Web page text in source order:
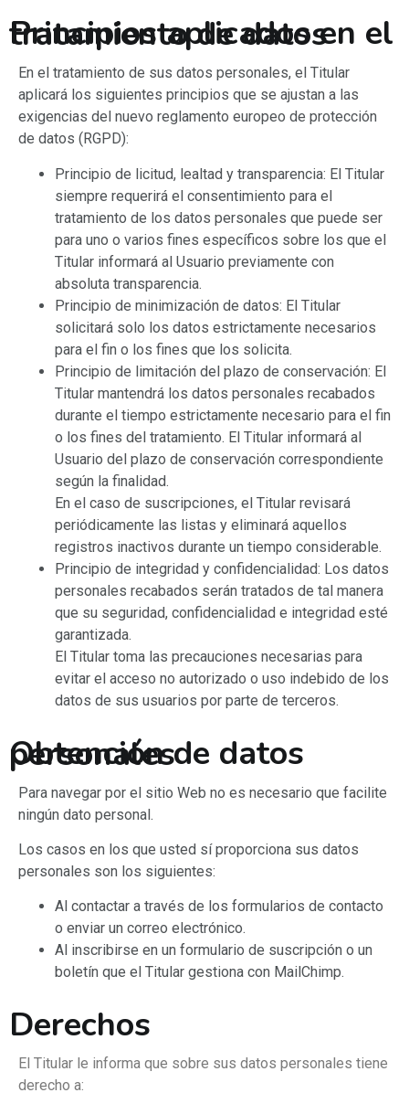
Principios aplicados en el tratamiento de datos
En el tratamiento de sus datos personales, el Titular
aplicará los siguientes principios que se ajustan a las
exigencias del nuevo reglamento europeo de protección
de datos (RGPD):
Principio de licitud, lealtad y transparencia: El Titular
siempre requerirá el consentimiento para el
tratamiento de los datos personales que puede ser
para uno o varios fines específicos sobre los que el
Titular informará al Usuario previamente con
absoluta transparencia.
Principio de minimización de datos: El Titular
solicitará solo los datos estrictamente necesarios
para el fin o los fines que los solicita.
Principio de limitación del plazo de conservación: El
Titular mantendrá los datos personales recabados
durante el tiempo estrictamente necesario para el fin
o los fines del tratamiento. El Titular informará al
Usuario del plazo de conservación correspondiente
según la finalidad.
En el caso de suscripciones, el Titular revisará
periódicamente las listas y eliminará aquellos
registros inactivos durante un tiempo considerable.
Principio de integridad y confidencialidad: Los datos
personales recabados serán tratados de tal manera
que su seguridad, confidencialidad e integridad esté
garantizada.
El Titular toma las precauciones necesarias para
evitar el acceso no autorizado o uso indebido de los
datos de sus usuarios por parte de terceros.
Obtención de datos personales
Para navegar por el sitio Web no es necesario que facilite
ningún dato personal.
Los casos en los que usted sí proporciona sus datos
personales son los siguientes:
Al contactar a través de los formularios de contacto
o enviar un correo electrónico.
Al inscribirse en un formulario de suscripción o un
boletín que el Titular gestiona con MailChimp.
Derechos
El Titular le informa que sobre sus datos personales tiene
derecho a: